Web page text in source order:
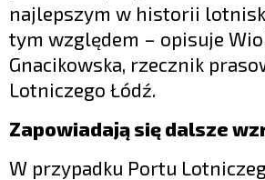
najlepszym w historii
tym względem – opisuje
Gnacikowska, rzecznik
Lotniczego Łódź.
Zapowiadają się dalsze
W przypadku Portu